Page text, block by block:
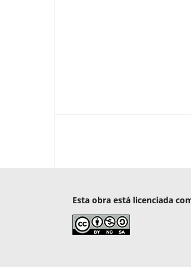
Esta obra está licenciada